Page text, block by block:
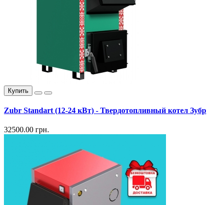
Купить
Zubr Standart (12-24 кВт) - Твердотопливный котел Зубр
32500.00 грн.